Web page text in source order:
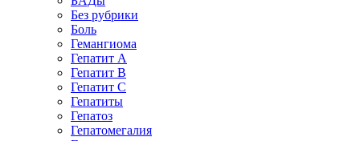
Без рубрики
Боль
Гемангиома
Гепатит A
Гепатит B
Гепатит C
Гепатиты
Гепатоз
Гепатомегалия